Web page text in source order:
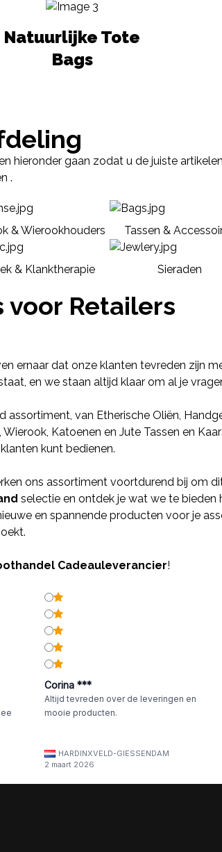
Natuurlijke Tote
Bags
hieronder gaan zodat u de juiste
.
& Wierookhouders Tassen &
& Klanktherapie Sieraden
voor Retailers
ernaar dat onze klanten tevreden zijn
en we staan altijd klaar om al je
assortiment, van Etherische Oliën,
, Wierook, Katoenen en Jute Tassen en
kunt bedienen.
ons assortiment voortdurend bij om
selectie en ontdek je wat we te bieden
en spannende producten voor je
Cadeauleverancier!
Corina ***
Altijd tevreden over de leveringen en
mooie producten.
HARDINXVELD-GIESSENDAM
2 maart 2026